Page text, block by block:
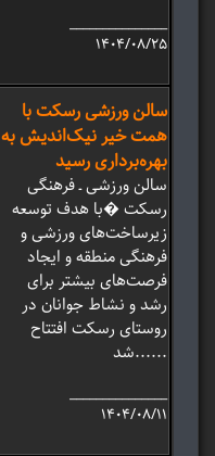
_______________
۱۴۰۴/۰۸/۲۵
سالن ورزشی رسکت با
همت خیر نیک‌اندیش به
بهره‌برداری رسید
سالن ورزشی ـ فرهنگی
رسکت �با هدف توسعه
زیرساخت‌های ورزشی و
فرهنگی منطقه و ایجاد
فرصت‌های بیشتر برای
رشد و نشاط جوانان در
روستای رسکت افتتاح
شد......
_______________
۱۴۰۴/۰۸/۱۱